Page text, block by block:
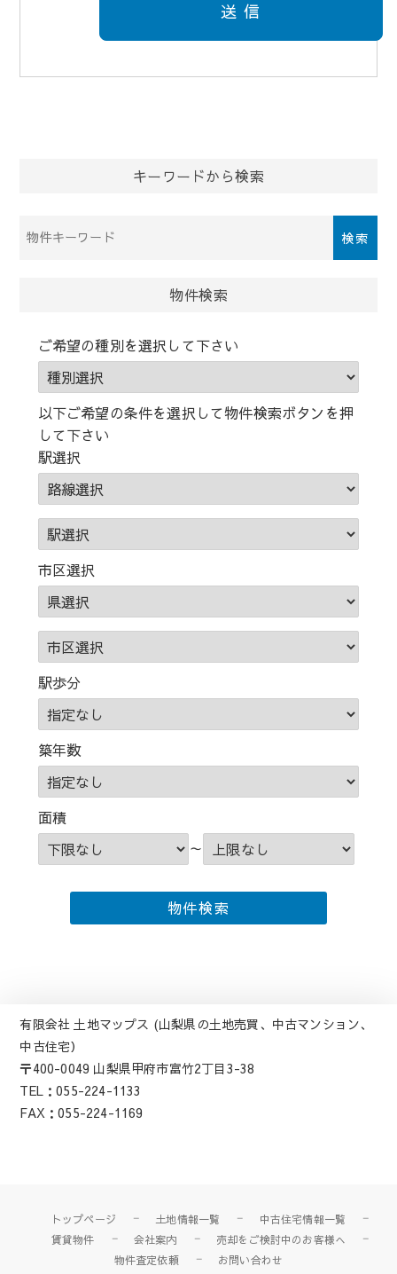
キーワードから検索
件
ワ
ド)
物件検索
ご希望の種別を選択して下さい
以下ご希望の条件を選択して物件検索ボタンを押
して下さい
駅選択
市区選択
駅歩分
築年数
面積
～
有限会社 土地マップス (山梨県の土地売買、中古マンション、
中古住宅）
〒400-0049 山梨県甲府市富竹2丁目3-38
TEL：055-224-1133
FAX：055-224-1169
トップページ 土地情報一覧
中古住宅情報一覧
賃貸物件
会社案内
売却をご検討中のお客様へ
物件査定依頼
お問い合わせ